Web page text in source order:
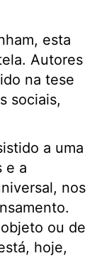
esta
Autores
na tese
sociais,
a uma
e a
nos
ou de
hoje,